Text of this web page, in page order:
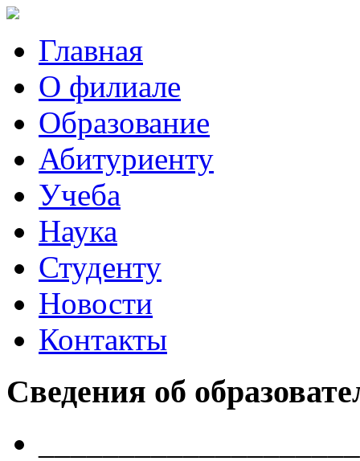
Главная
О филиале
Образование
Абитуриенту
Учеба
Наука
Студенту
Новости
Контакты
Сведения об